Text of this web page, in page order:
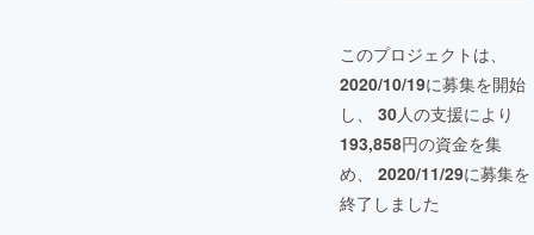
このプロジェクトは、
2020/10/19に募集を開始
し、 30人の支援により
193,858円の資金を集
め、 2020/11/29に募集を
終了しました